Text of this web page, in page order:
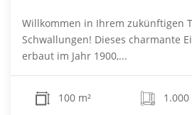
Willkommen in Ihrem zukünftigen
Schwallungen! Dieses charmante
erbaut im Jahr 1900,...
100 m² 1.000